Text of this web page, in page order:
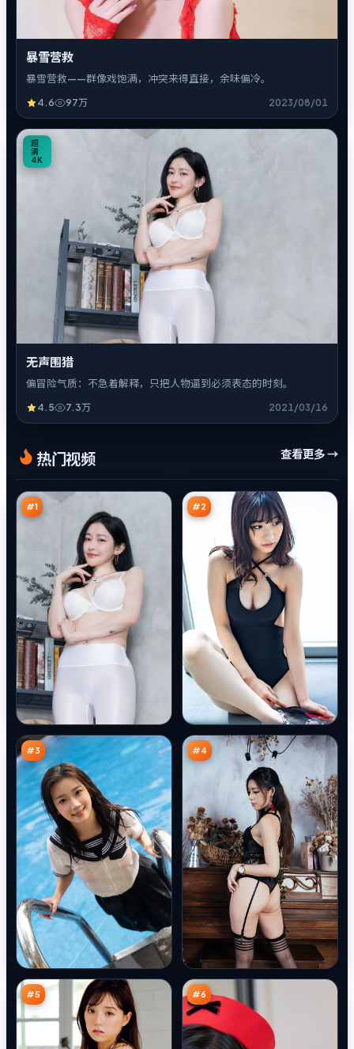
暴雪营救
暴雪营救——群像戏饱满，冲突来得直接，余味偏冷。
4.6 97万 2023/08/01
超
清
4K
无声围猎
偏冒险气质：不急着解释，只把人物逼到必须表态的时刻。
4.5 7.3万 2021/03/16
热门视频 查看更多 →
#1
码
谎
言
之
城
98
万
#2
岛万
#3
烈
回
响
97
万
#4
深
廊万
#5
白
昼
风
云
97
万
#6
暴
雪
营
救万